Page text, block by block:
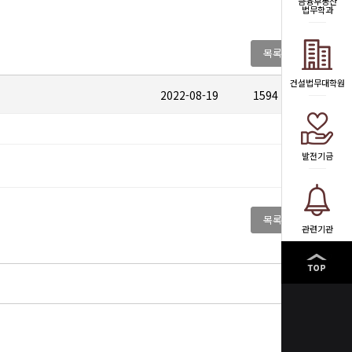
법무학과
건설법무대학원
발전기금
관련기관
목록
2022-08-19 1594
목록